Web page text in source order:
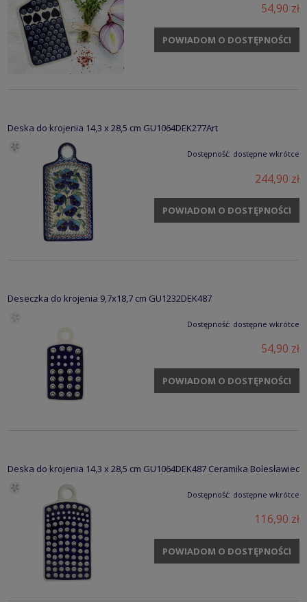
54,90 zł
POWIADOM O DOSTĘPNOŚCI
Deska do krojenia 14,3 x 28,5 cm GU1064DEK277Art
Dostępność: dostępne wkrótce
244,90 zł
POWIADOM O DOSTĘPNOŚCI
Deseczka do krojenia 9,7x18,7 cm GU1232DEK487
Dostępność: dostępne wkrótce
54,90 zł
POWIADOM O DOSTĘPNOŚCI
Deska do krojenia 14,3 x 28,5 cm GU1064DEK487 Ceramika Bolesławiec
Dostępność: dostępne wkrótce
116,90 zł
POWIADOM O DOSTĘPNOŚCI